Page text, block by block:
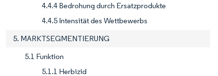
4.4.4 Bedrohung durch Ersatzprodukte
4.4.5 Intensität des Wettbewerbs
5. MARKTSEGMENTIERUNG
5.1 Funktion
5.1.1 Herbizid